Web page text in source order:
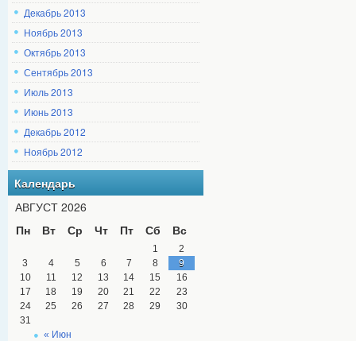
Декабрь 2013
Ноябрь 2013
Октябрь 2013
Сентябрь 2013
Июль 2013
Июнь 2013
Декабрь 2012
Ноябрь 2012
Календарь
АВГУСТ 2026
Пн
Вт Ср Чт Пт Сб Вс
« Июн
1
2
3
4 5 6 7 8
9
10
11 12 13 14 15
16
17
18 19 20 21 22
23
24
25 26 27 28 29
30
31